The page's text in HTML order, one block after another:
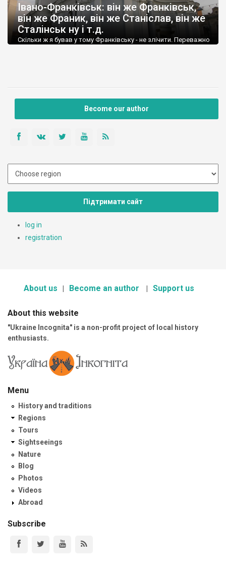
Івано-Франківськ: він же Франківськ,
він же Франик, він же Станіслав, він же
Сталінськ ну і т.д.
Скільки ж я бував у тому Франківську - не злічити. Переважно
Become our author
Підтримати сайт
log in
registration
About us Become an author Support us
About this website
"Ukraine Incognita" is a non-profit project of local history
enthusiasts.
Menu
History and traditions
Regions
Tours
Sightseeings
Nature
Blog
Photos
Videos
Abroad
Subscribe